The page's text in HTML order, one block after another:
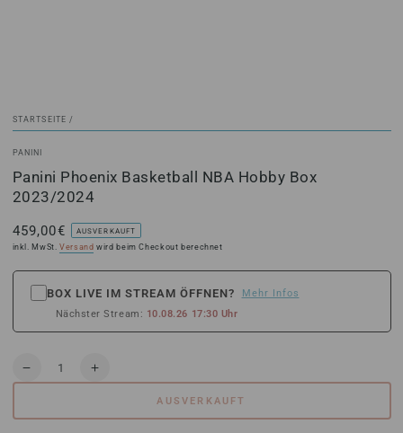
STARTSEITE /
PANINI
Panini Phoenix Basketball NBA Hobby Box
2023/2024
Regulärer
Preis
459,00€
AUSVERKAUFT
inkl. MwSt.Versand wird beim Checkout berechnet
BOX LIVE IM STREAM ÖFFNEN?
Mehr Infos
Nächster Stream: 10.08.26 17:30 Uhr
Verringere
Erhöhe
AUSVERKAUFT